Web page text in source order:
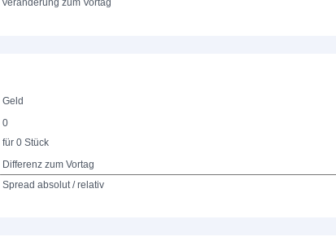
Veränderung zum Vortag
Geld
0
für 0 Stück
Differenz zum Vortag
Spread absolut / relativ